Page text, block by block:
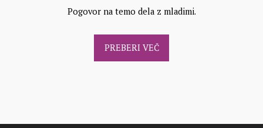
Pogovor na temo dela z mladimi.
PREBERI VEČ